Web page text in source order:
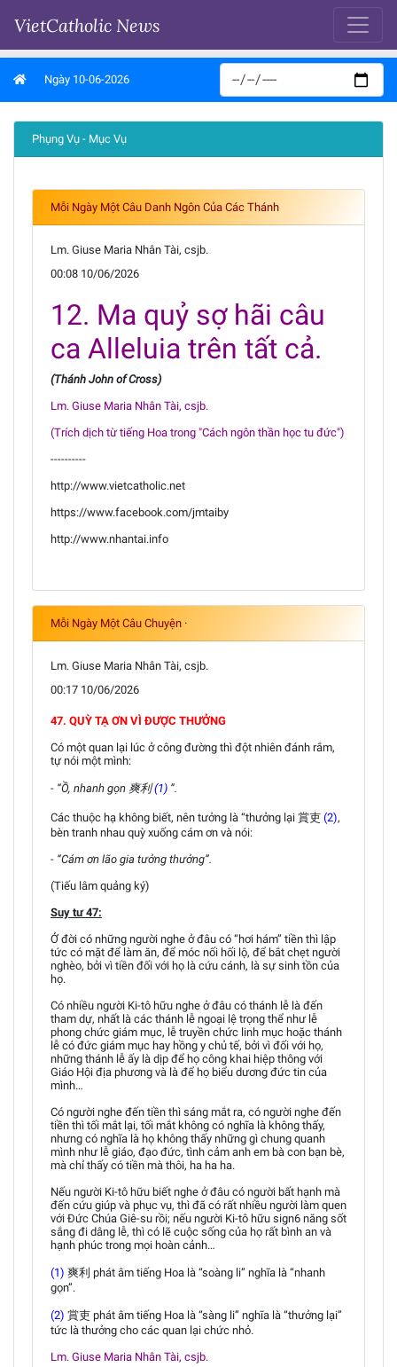
VietCatholic News
Ngày 10-06-2026
Phụng Vụ - Mục Vụ
Mỗi Ngày Một Câu Danh Ngôn Của Các Thánh
Lm. Giuse Maria Nhân Tài, csjb.
00:08 10/06/2026
12. Ma quỷ sợ hãi câu
ca Alleluia trên tất cả.
(Thánh John of Cross)
Lm. Giuse Maria Nhân Tài, csjb.
(Trích dịch từ tiếng Hoa trong "Cách ngôn thần học tu đức")
----------
http://www.vietcatholic.net
https://www.facebook.com/jmtaiby
http://www.nhantai.info
Mỗi Ngày Một Câu Chuyện ·
Lm. Giuse Maria Nhân Tài, csjb.
00:17 10/06/2026
47. QUỲ TẠ ƠN VÌ ĐƯỢC THƯỞNG
Có một quan lại lúc ở công đường thì đột nhiên đánh rắm,
tự nói một mình:
- “Ồ, nhanh gọn 爽利(1) ”.
Các thuộc hạ không biết, nên tưởng là “thưởng lại 賞吏 (2),
bèn tranh nhau quỳ xuống cám ơn và nói:
- “Cám ơn lão gia tưởng thưởng”.
(Tiếu lâm quảng ký)
Suy tư 47:
Ở đời có những người nghe ở đâu có “hơi hám” tiền thì lập
tức có mặt để làm ăn, để móc nối hối lộ, để bắt chẹt người
nghèo, bởi vì tiền đối với họ là cứu cánh, là sự sinh tồn của
họ.
Có nhiều người Ki-tô hữu nghe ở đâu có thánh lễ là đến
tham dự, nhất là các thánh lễ ngoại lệ trọng thể như lễ
phong chức giám mục, lễ truyền chức linh mục hoặc thánh
lễ có đức giám mục hay hồng y chủ tế, bởi vì đối với họ,
những thánh lễ ấy là dịp để họ công khai hiệp thông với
Giáo Hội địa phương và là để họ biểu dương đức tin của
mình…
Có người nghe đến tiền thì sáng mắt ra, có người nghe đến
tiền thì tối mắt lại, tối mắt không có nghĩa là không thấy,
nhưng có nghĩa là họ không thấy những gì chung quanh
mình như lễ giáo, đạo đức, tình cảm anh em bà con bạn bè,
mà chỉ thấy có tiền mà thôi, ha ha ha.
Nếu người Ki-tô hữu biết nghe ở đâu có người bất hạnh mà
đến cứu giúp và phục vụ, thì đã có rất nhiều người làm quen
với Đức Chúa Giê-su rồi; nếu người Ki-tô hữu sign6 năng sốt
sắng đi dâng lễ, thì có lẽ cuộc sống của họ rất bình an và
hạnh phúc trong mọi hoàn cảnh…
(1) 爽利 phát âm tiếng Hoa là “soàng li” nghĩa là “nhanh
gọn”.
(2) 賞吏 phát âm tiếng Hoa là “sàng li” nghĩa là “thưởng lại”
tức là thưởng cho các quan lại chức nhỏ.
Lm. Giuse Maria Nhân Tài, csjb.